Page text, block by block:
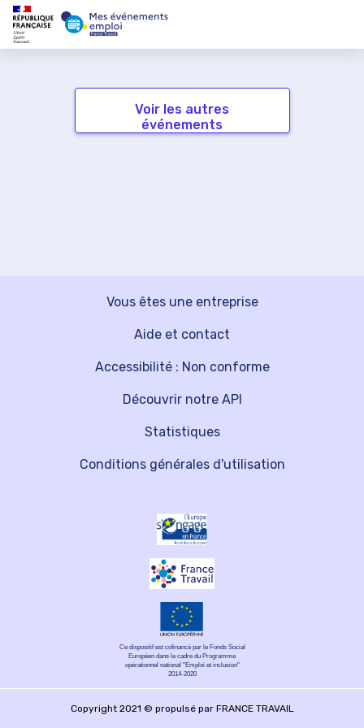
Voir les autres
événements
Vous êtes une entreprise
Découvrir notre API
Aide et contact
Statistiques
Accessibilité : Non conforme
Conditions générales d'utilisation
Ce dispositif est cofinancé par le Fonds Social
Européen dans le cadre du Programme
opérationnel national "Emploi et inclusion"
2014-2020
Copyright 2021 © propulsé par FRANCE TRAVAIL